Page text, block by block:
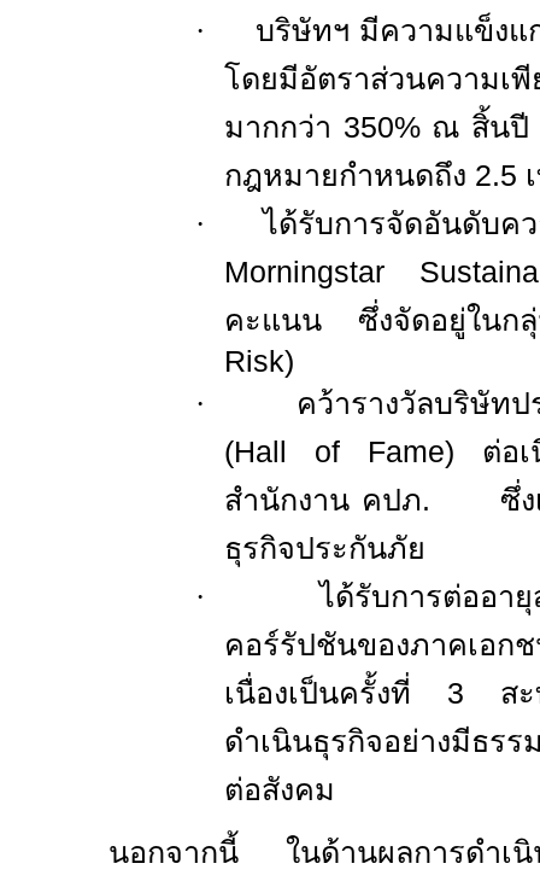
·
บริษัทฯ มีความแข็งแ
โดยมีอัตราส่วนความเพี
มากกว่า 350% ณ สิ้นปี
กฎหมายกำหนดถึง 2.5
·
ได้รับการจัดอันดับค
Morningstar
คะแนน ซึ่งจัดอยู่ในก
Risk)
·
คว้ารางวัลบริษัท
(Hall of Fame) ต่อ
สำนักงาน คปภ. ซึ่งเ
ธุรกิจประกันภัย
·
ได้รับการต่ออา
คอร์รัปชันของภาคเอ
เนื่องเป็นครั้งที่ 3 ส
ดำเนินธุรกิจอย่างมีธร
ต่อสังคม
นอกจากนี้ ในด้านผลการดำเ